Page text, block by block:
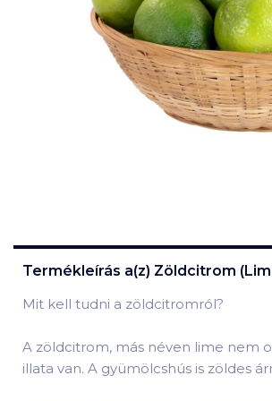
Termékleírás a(z) Zöldcitrom
Mit kell tudni a zöldcitromról?
A zöldcitrom, más néven lime nem
illata van. A gyümölcshús is zöldes